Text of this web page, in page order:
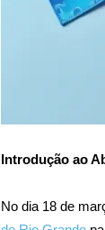
Introdução ao
No dia 18 de